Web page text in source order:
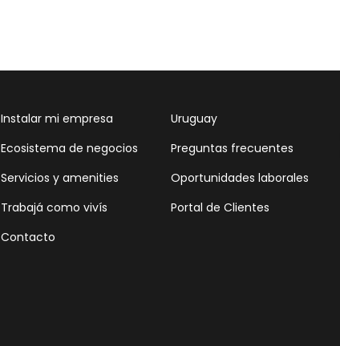
Instalar mi empresa
Ecosistema de negocios
Servicios y amenities
Trabajá como vivís
Contacto
Uruguay
Preguntas frecuentes
Oportunidades laborales
Portal de Clientes